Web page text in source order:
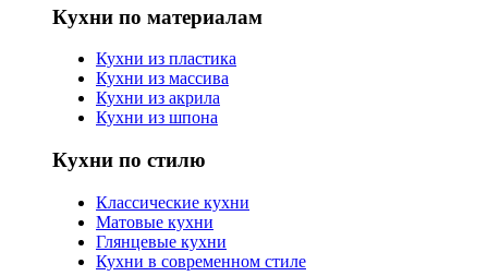
Кухни по материалам
Кухни из пластика
Кухни из массива
Кухни из акрила
Кухни из шпона
Кухни по стилю
Классические кухни
Матовые кухни
Глянцевые кухни
Кухни в современном стиле